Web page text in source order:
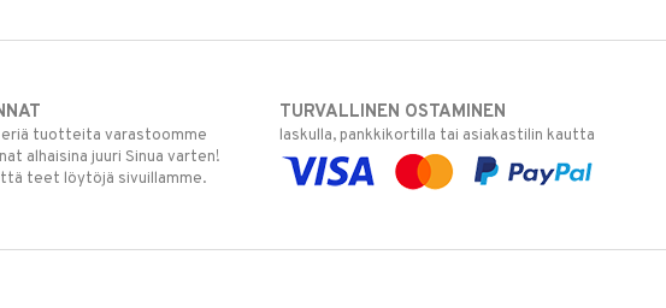
eriä tuotteita varastoomme
alhaisina juuri Sinua varten!
teet löytöjä sivuillamme.
TURVALLINEN OSTAMINEN
laskulla, pankkikortilla tai asiakastilin kautta